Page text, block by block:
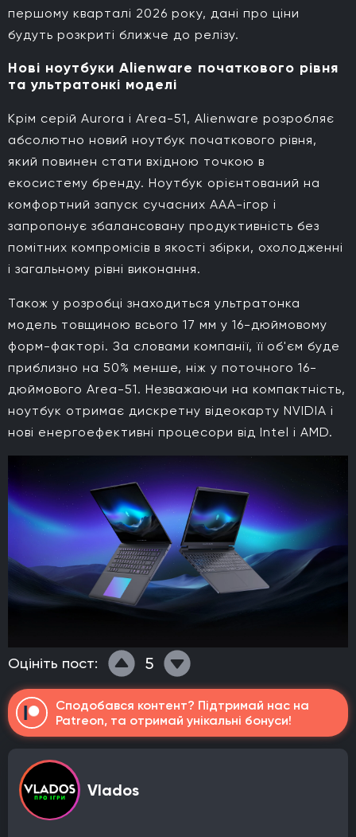
першому кварталі 2026 року, дані про ціни
будуть розкриті ближче до релізу.
Нові ноутбуки Alienware початкового рівня
та ультратонкі моделі
Крім серій Aurora і Area-51, Alienware розробляє
абсолютно новий ноутбук початкового рівня,
який повинен стати вхідною точкою в
екосистему бренду. Ноутбук орієнтований на
комфортний запуск сучасних AAA-ігор і
запропонує збалансовану продуктивність без
помітних компромісів в якості збірки, охолодженні
і загальному рівні виконання.
Також у розробці знаходиться ультратонка
модель товщиною всього 17 мм у 16-дюймовому
форм-факторі. За словами компанії, її об'єм буде
приблизно на 50% менше, ніж у поточного 16-
дюймового Area-51. Незважаючи на компактність,
ноутбук отримає дискретну відеокарту NVIDIA і
нові енергоефективні процесори від Intel і AMD.
Оцініть пост: 5
Сподобався контент? Підтримай нас на
Patreon, та отримай унікальні бонуси!
Vlados